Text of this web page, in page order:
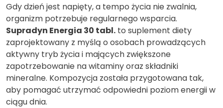
Gdy dzień jest napięty, a tempo życia nie zwalnia,
organizm potrzebuje regularnego wsparcia.
Supradyn Energia 30 tabl. to suplement diety
zaprojektowany z myślą o osobach prowadzących
aktywny tryb życia i mających zwiększone
zapotrzebowanie na witaminy oraz składniki
mineralne. Kompozycja została przygotowana tak,
aby pomagać utrzymać odpowiedni poziom energii w
ciągu dnia.